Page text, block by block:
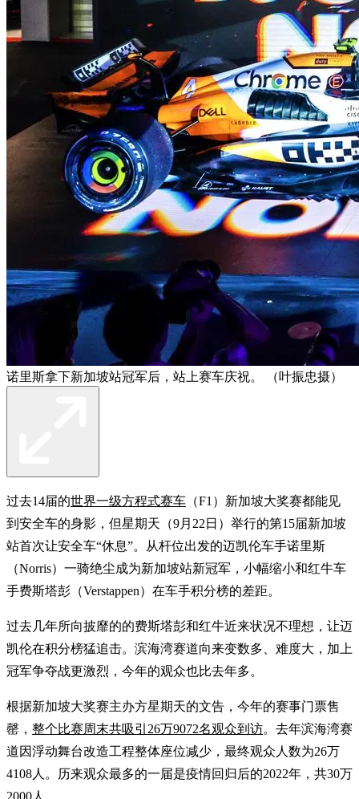
诺里斯拿下新加坡站冠军后，站上赛车庆祝。 （叶振忠摄）
过去14届的世界一级方程式赛车 （F1）新加坡大奖赛都能见
到安全车的身影，但星期天（9月22日）举行的第15届新加坡
站首次让安全车“休息”。从杆位出发的迈凯伦车手诺里斯
（Norris）一骑绝尘成为新加坡站新冠军，小幅缩小和红牛车
手费斯塔彭（Verstappen）在车手积分榜的差距。
过去几年所向披靡的的费斯塔彭和红牛近来状况不理想，让迈
凯伦在积分榜猛追击。滨海湾赛道向来变数多、难度大，加上
冠军争夺战更激烈，今年的观众也比去年多。
根据新加坡大奖赛主办方星期天的文告，今年的赛事门票售
罄， 整个比赛周末共吸引26万9072名观众到访。去年滨海湾赛
道因浮动舞台改造工程整体座位减少，最终观众人数为26万
4108人。历来观众最多的一届是疫情回归后的2022年，共30万
2000人。